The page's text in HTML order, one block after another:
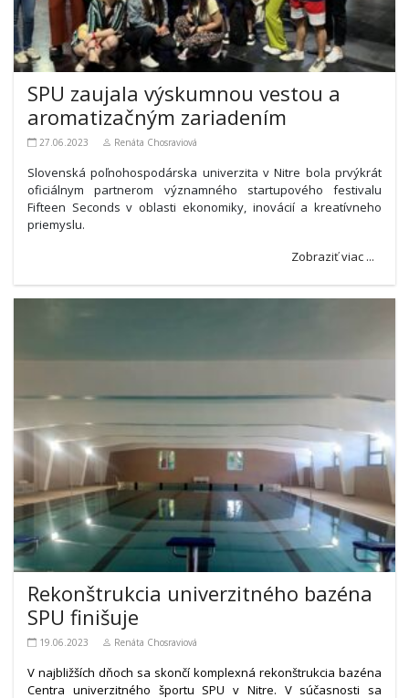
SPU zaujala výskumnou vestou a
aromatizačným zariadením
27.06.2023 Renáta Chosraviová
Slovenská poľnohospodárska univerzita v Nitre bola prvýkrát
oficiálnym partnerom významného startupového festivalu
Fifteen Seconds v oblasti ekonomiky, inovácií a kreatívneho
priemyslu.
Zobraziť viac ...
Rekonštrukcia univerzitného bazéna
SPU finišuje
19.06.2023 Renáta Chosraviová
V najbližších dňoch sa skončí komplexná rekonštrukcia bazéna
Centra univerzitného športu SPU v Nitre. V súčasnosti sa